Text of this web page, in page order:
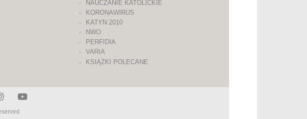
NAUCZANIE KATOLICKIE
KORONAWIRUS
KATYN 2010
NWO
PERFIDIA
VARIA
KSIĄŻKI POLECANE